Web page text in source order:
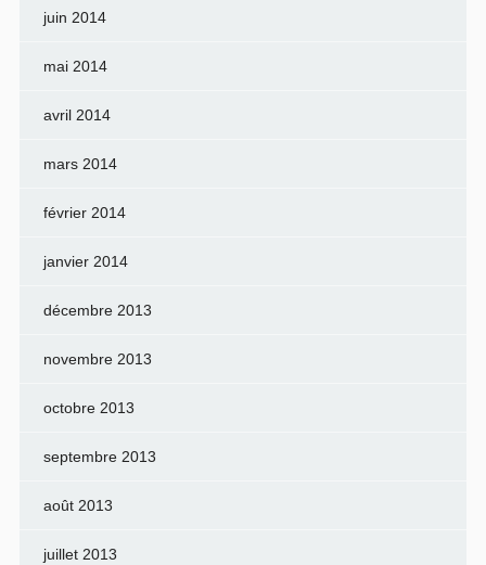
juin 2014
mai 2014
avril 2014
mars 2014
février 2014
janvier 2014
décembre 2013
novembre 2013
octobre 2013
septembre 2013
août 2013
juillet 2013